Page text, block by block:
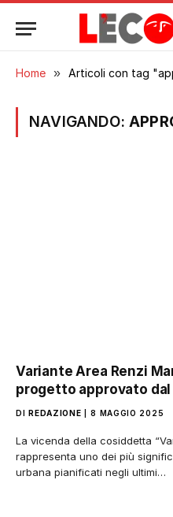
Home » Articoli con tag
NAVIGANDO:
Variante Area Renzi
progetto approvato dal
DI REDAZIONE 8 MAGGIO 2025
La vicenda della cosiddetta
rappresenta uno dei più
urbana pianificati negli ultimi…